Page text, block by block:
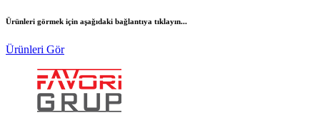
Ürünleri görmek için aşağıdaki bağlantıya tıklayın...
Ürünleri Gör